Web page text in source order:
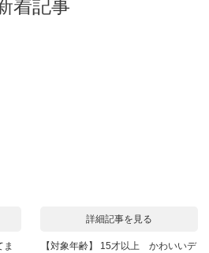
着記事
ま
詳細記事を見る
【対象年齢】 15才以上 かわいいデ